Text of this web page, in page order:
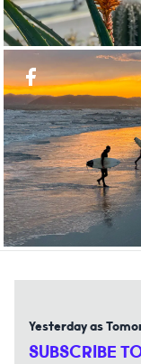
Yesterday as
SUBSCRIBE